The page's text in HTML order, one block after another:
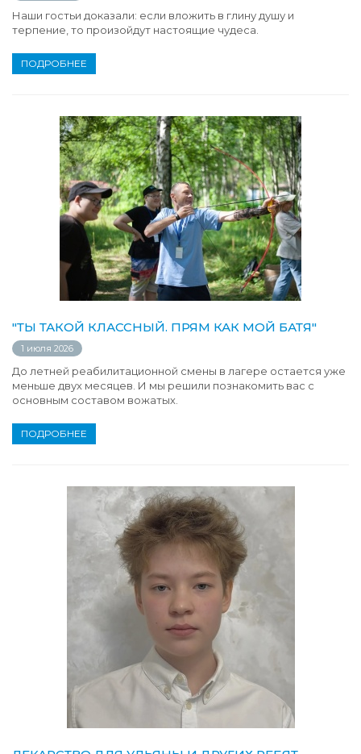
Наши гостьи доказали: если вложить в глину душу и
терпение, то произойдут настоящие чудеса.
ПОДРОБНЕЕ
"ТЫ ТАКОЙ КЛАССНЫЙ. ПРЯМ КАК МОЙ БАТЯ"
1 июля 2026
До летней реабилитационной смены в лагере остается уже
меньше двух месяцев. И мы решили познакомить вас с
основным составом вожатых.
ПОДРОБНЕЕ